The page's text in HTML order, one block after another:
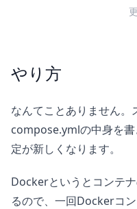
やり方
なんてことありません
compose.ymlの中身を
定が新しくなります。
Dockerというとコンテ
るので、一回Dockerコ